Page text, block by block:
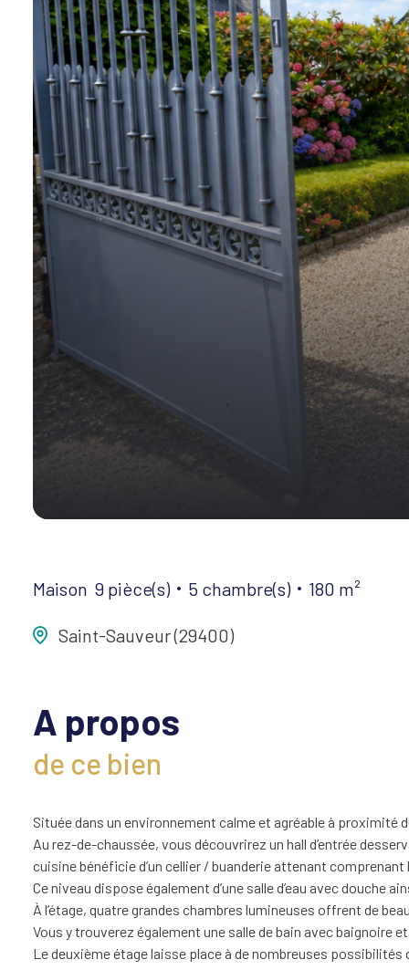
Maison 9 pièce(s) 5 chambre(s) 180 m²
Saint-Sauveur (29400)
A propos
de ce bien
Située dans un environnement calme et agréable à proximité
Au rez-de-chaussée, vous découvrirez un hall d’entrée
cuisine bénéficie d’un cellier / buanderie attenant comprenant
Ce niveau dispose également d’une salle d’eau avec douche
À l’étage, quatre grandes chambres lumineuses offrent de
Vous y trouverez également une salle de bain avec baignoire et
Le deuxième étage laisse place à de nombreuses possibilités